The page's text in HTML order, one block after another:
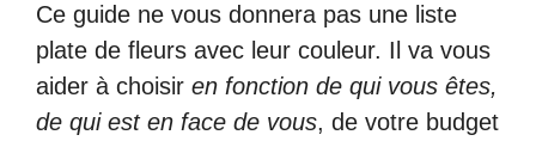
Ce guide ne vous donnera pas une liste
plate de fleurs avec leur couleur. Il va vous
aider à choisir en fonction de qui vous êtes,
de qui est en face de vous, de votre budget